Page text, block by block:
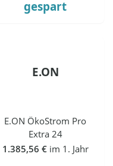
gespart
E.ON
E.ON ÖkoStrom Pro
Extra 24
1.385,56 € im 1. Jahr